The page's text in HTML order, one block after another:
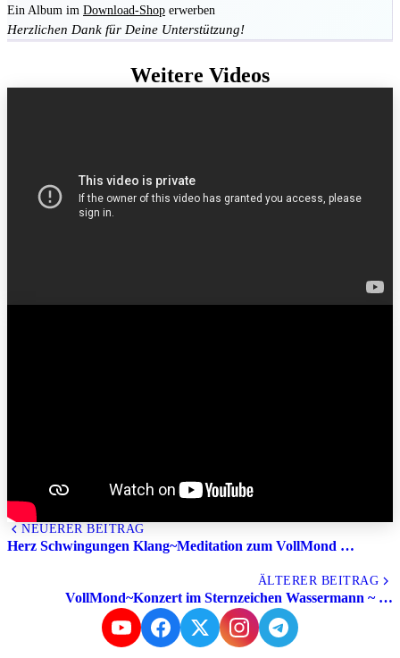
Ein Album im Download-Shop erwerben
Herzlichen Dank für Deine Unterstützung!
Weitere Videos
NEUERER BEITRAG
Herz Schwingungen Klang~Meditation zum VollMond …
ÄLTERER BEITRAG
VollMond~Konzert im Sternzeichen Wassermann ~ …